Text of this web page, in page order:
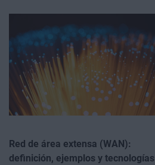
Red de área extensa (WAN):
definición, ejemplos y tecnologías